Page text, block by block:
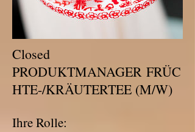
Closed
PRODUKTMANAGER FRÜC
HTE-/KRÄUTERTEE (M/W)
Ihre Rolle: